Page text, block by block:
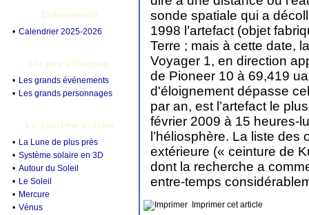
Evènements
• Calendrier 2025-2026
Un peu d'histoire
• Les grands événements
• Les grands personnages
Le système solaire
• La Lune de plus près
• Système solaire en 3D
• Autour du Soleil
• Le Soleil
• Mercure
• Vénus
sonde spatiale qui a
1998 l’artefact (objet
Terre ; mais à cette date,
Voyager 1, en direction
de Pioneer 10 à 69,419
d'éloignement dépasse
par an, est l’artefact le
février 2009 à 15 heures-
l’héliosphère. La liste
extérieure (« ceinture de
dont la recherche a
entre-temps
Imprimer cet article